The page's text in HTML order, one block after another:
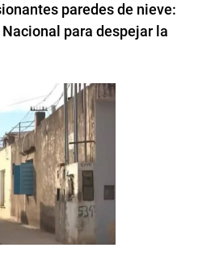
paredes de nieve:
para despejar la